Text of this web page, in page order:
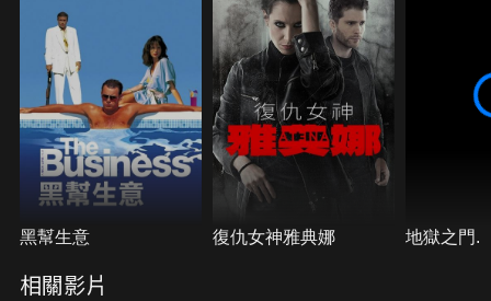
黑幫生意 復仇女神雅典娜 地獄之門.
相關影片